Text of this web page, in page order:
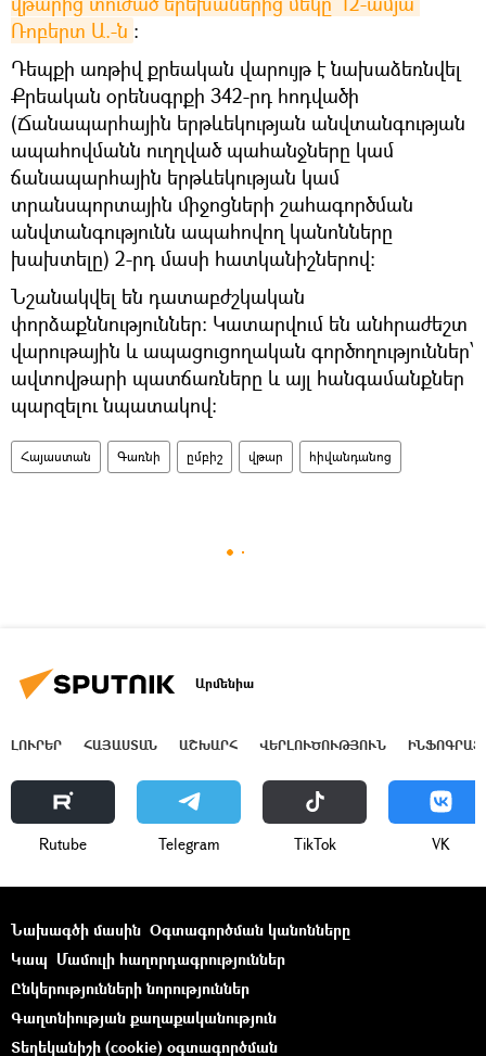
Ռոբերտ Ա.-ն ։
Դեպքի առթիվ քրեական վարույթ է նախաձեռնվել
Քրեական օրենսգրքի 342-րդ հոդվածի
(Ճանապարհային երթևեկության անվտանգության
ապահովմանն ուղղված պահանջները կամ
ճանապարհային երթևեկության կամ
տրանսպորտային միջոցների շահագործման
անվտանգությունն ապահովող կանոնները
խախտելը) 2-րդ մասի հատկանիշներով:
Նշանակվել են դատաբժշկական
փորձաքննություններ։ Կատարվում են անհրաժեշտ
վարութային և ապացուցողական գործողություններ՝
ավտովթարի պատճառները և այլ հանգամանքներ
պարզելու նպատակով։
Հայաստան Գառնի ըմբիշ վթար հիվանդանոց
Արմենիա
ԼՈՒՐԵՐ ՀԱՅԱՍՏԱՆ ԱՇԽԱՐՀ ՎԵՐԼՈՒԾՈՒԹՅՈՒՆ
Rutube Telegram ТikТоk VK
Նախագծի մասին Օգտագործման կանոնները
Կապ Մամուլի հաղորդագրություններ
Ընկերությունների նորություններ
Գաղտնիության քաղաքականություն
Տեղեկանիշի (cookie) օգտագործման